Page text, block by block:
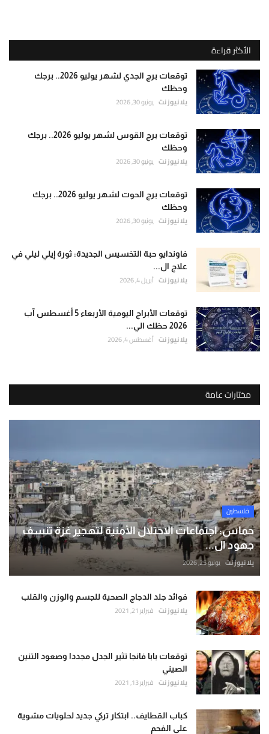
الأكثر قراءة
توقعات برج الجدي لشهر يوليو 2026.. برجك
وحظك
يلا نيوز نت يونيو 30, 2026
توقعات برج القوس لشهر يوليو 2026.. برجك
وحظك
يلا نيوز نت يونيو 30, 2026
توقعات برج الحوت لشهر يوليو 2026.. برجك
وحظك
يلا نيوز نت يونيو 30, 2026
فاوندايو حبة التخسيس الجديدة: ثورة إيلي ليلي في
علاج ال...
يلا نيوز نت أبريل 4, 2026
توقعات الأبراج اليومية الأربعاء 5 أغسطس آب
2026 حظك الي...
يلا نيوز نت أغسطس 4, 2026
مختارات عامة
فلسطين
حماس: اجتماعات الاحتلال الأمنية لتهجير غزة تنسف
جهود ال...
يلا نيوز نت يونيو 25, 2026
فوائد جلد الدجاج الصحية للجسم والوزن والقلب
يلا نيوز نت فبراير 21, 2021
توقعات بابا فانجا تثير الجدل مجددا وصعود التنين
الصيني
يلا نيوز نت فبراير 13, 2021
كباب القطايف.. ابتكار تركي جديد لحلويات مشوية
على الفحم